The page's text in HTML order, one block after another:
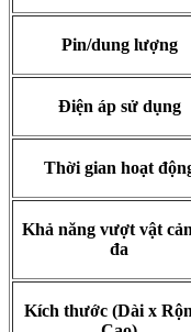
Pin/dung lượng
Điện áp sử dụng
Thời gian hoạt
Khả năng vượt vật
đa
Kích thước (Dài x